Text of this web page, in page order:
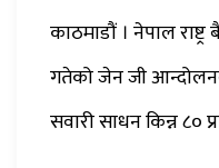
काठमाडौं । नेपाल
गतेको जेन जी
सवारी साधन किन्न ८०